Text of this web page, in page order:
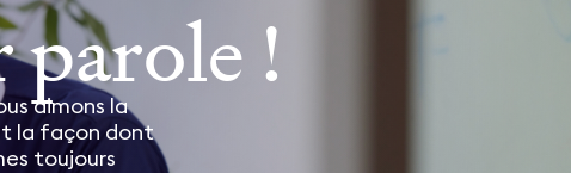
parole !
aimons la
la façon dont
toujours